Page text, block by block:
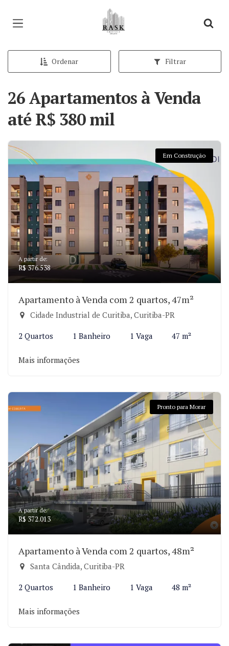
Página inicial
Ordenar Filtrar
26 Apartamentos à Venda
até R$ 380 mil
Em Construção
A partir de:
R$ 376.538
Apartamento à Venda com 2 quartos, 47m²
Cidade Industrial de Curitiba, Curitiba-PR
2 Quartos 1 Banheiro 1 Vaga 47 m²
Mais informações
Pronto para Morar
A partir de:
R$ 372.013
Apartamento à Venda com 2 quartos, 48m²
Santa Cândida, Curitiba-PR
2 Quartos 1 Banheiro 1 Vaga 48 m²
Mais informações